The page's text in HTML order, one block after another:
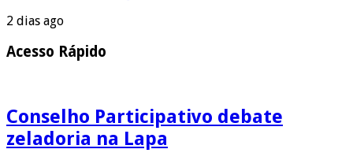
2 dias ago
Acesso Rápido
Conselho Participativo debate
zeladoria na Lapa